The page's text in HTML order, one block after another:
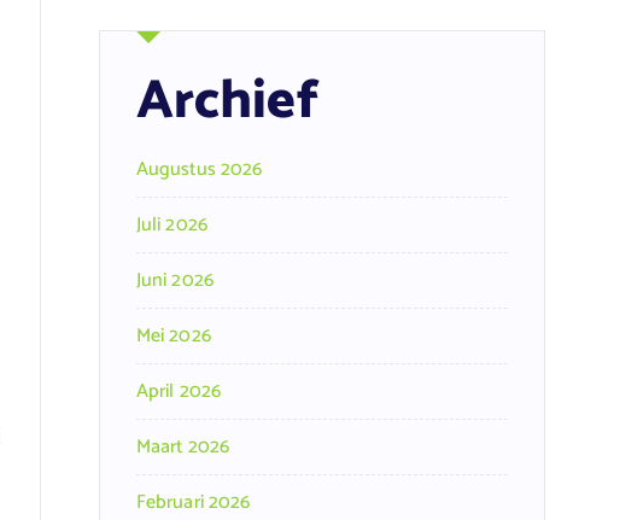
Archief
Augustus 2026
Juli 2026
Juni 2026
Mei 2026
April 2026
Maart 2026
Februari 2026